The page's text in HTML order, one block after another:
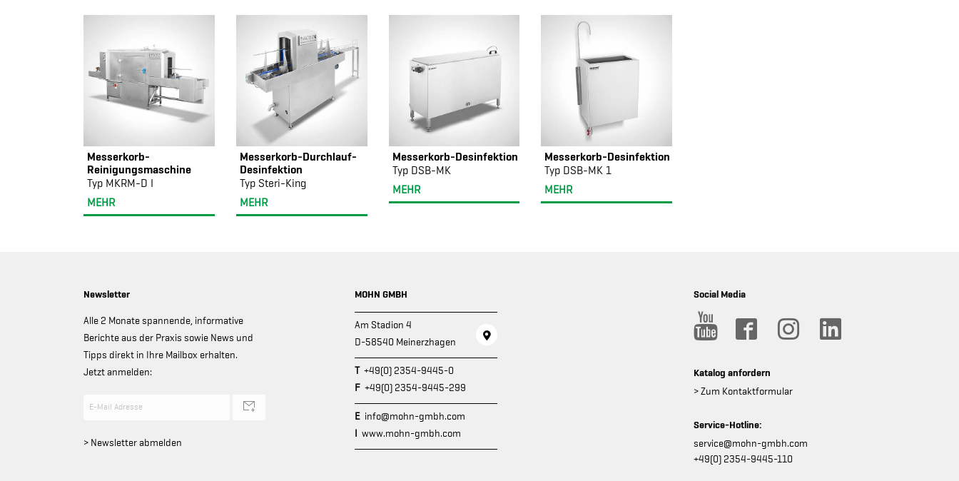
Messerkorb-
Reinigungsmaschine
Typ MKRM-D I
MEHR
Messerkorb-Durchlauf-
Desinfektion
Typ Steri-King
MEHR
Messerkorb-Desinfektion
Typ DSB-MK
MEHR
Messerkorb-Desinfektion
Typ DSB-MK 1
MEHR
Newsletter
Alle 2 Monate spannende, informative
Berichte aus der Praxis sowie News und
Tipps direkt in Ihre Mailbox erhalten.
Jetzt anmelden:
> Newsletter abmelden
MOHN GMBH
Am Stadion 4
D-58540 Meinerzhagen
T+49(0) 2354-9445-0
F +49(0) 2354-9445-299
E info@mohn-gmbh.com
I www.mohn-gmbh.com
Social Media
Katalog anfordern
> Zum Kontaktformular
Service-Hotline:
service@mohn-gmbh.com
+49(0) 2354-9445-110